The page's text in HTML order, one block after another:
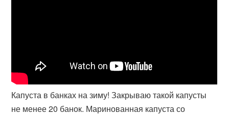
Капуста в банках на зиму! Закрываю такой капусты
не менее 20 банок. Маринованная капуста со